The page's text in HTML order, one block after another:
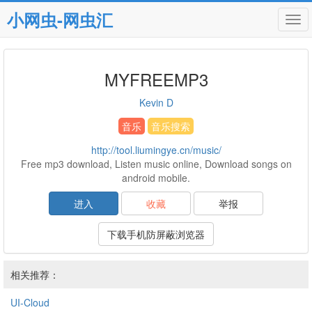
小网虫-网虫汇
MYFREEMP3
Kevin D
音乐
音乐搜索
http://tool.liumingye.cn/music/
Free mp3 download, Listen music online, Download songs on
android mobile.
进入
收藏 举报
下载手机防屏蔽浏览器
相关推荐：
UI-Cloud